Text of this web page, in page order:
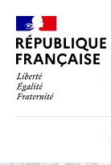
contenu
principal